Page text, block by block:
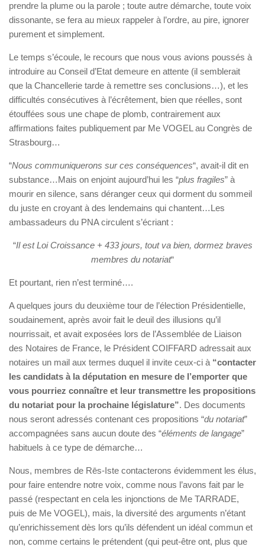
prendre la plume ou la parole ; toute autre démarche, toute voix
dissonante, se fera au mieux rappeler à l’ordre, au pire, ignorer
purement et simplement.
Le temps s’écoule, le recours que nous vous avions poussés à
introduire au Conseil d’Etat demeure en attente (il semblerait
que la Chancellerie tarde à remettre ses conclusions…), et les
difficultés consécutives à l’écrêtement, bien que réelles, sont
étouffées sous une chape de plomb, contrairement aux
affirmations faites publiquement par Me VOGEL au Congrès de
Strasbourg…
“Nous communiquerons sur ces conséquences“, avait-il dit en
substance…Mais on enjoint aujourd’hui les “plus fragiles” à
mourir en silence, sans déranger ceux qui dorment du sommeil
du juste en croyant à des lendemains qui chantent…Les
ambassadeurs du PNA circulent s’écriant :
“Il est Loi Croissance + 433 jours, tout va bien, dormez braves
membres du notariat“
Et pourtant, rien n’est terminé….
A quelques jours du deuxième tour de l’élection Présidentielle,
soudainement, après avoir fait le deuil des illusions qu’il
nourrissait, et avait exposées lors de l’Assemblée de Liaison
des Notaires de France, le Président COIFFARD adressait aux
notaires un mail aux termes duquel il invite ceux-ci à “contacter
les candidats à la députation en mesure de l’emporter que
vous pourriez connaître et leur transmettre les propositions
du notariat pour la prochaine législature”. Des documents
nous seront adressés contenant ces propositions “du notariat”
accompagnées sans aucun doute des “éléments de langage”
habituels à ce type de démarche…
Nous, membres de Rēs-Iste contacterons évidemment les élus,
pour faire entendre notre voix, comme nous l’avons fait par le
passé (respectant en cela les injonctions de Me TARRADE,
puis de Me VOGEL), mais, la diversité des arguments n’étant
qu’enrichissement dès lors qu’ils défendent un idéal commun et
non, comme certains le prétendent (qui peut-être ont, plus que